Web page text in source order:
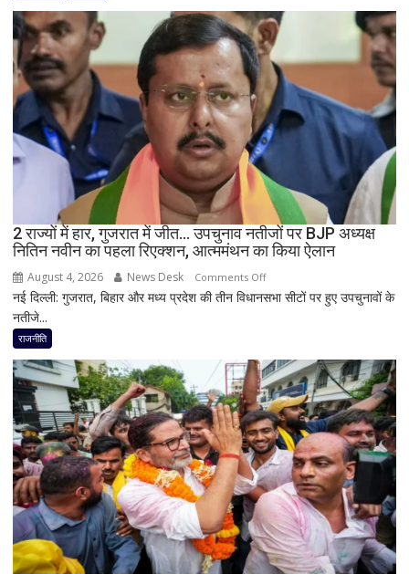
पर
विधानसभा
सीएम
योगी
का
बड़ा
बयान,
बोले-
SIT
जांच
में
नहीं
मिली
2 राज्यों में हार, गुजरात में जीत… उपचुनाव नतीजों पर BJP अध्यक्ष
नितिन नवीन का पहला रिएक्शन, आत्ममंथन का किया ऐलान
August 4, 2026 News Desk Comments Offon
2
हार,
गुजरात
में
जीत…
उपचुनाव
नतीजों
पर
BJP
अध्यक्ष
नितिन
नवीन
नई दिल्ली: गुजरात, बिहार और मध्य प्रदेश की तीन विधानसभा सीटों पर हुए उपचुनावों के
नतीजे...
राजनीति